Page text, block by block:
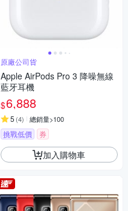
原廠公司貨
Apple AirPods Pro 3 降噪無線
藍牙耳機
$6,888
5 (4) 總銷量>100
挑戰低價 券
加入購物車